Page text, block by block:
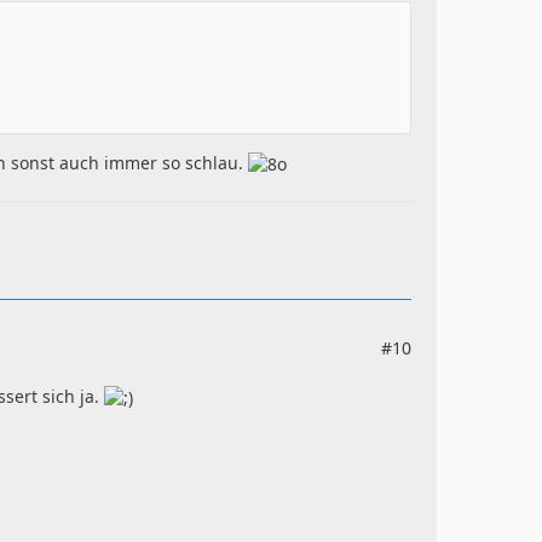
sonst auch immer so schlau.
#10
sich ja.